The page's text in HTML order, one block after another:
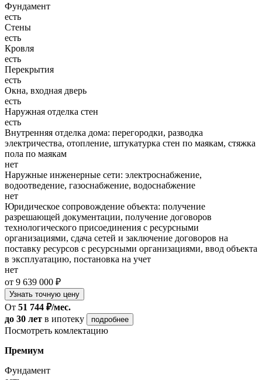
Фундамент
есть
Стены
есть
Кровля
есть
Перекрытия
есть
Окна, входная дверь
есть
Наружная отделка стен
есть
Внутренняя отделка дома: перегородки, разводка
электричества, отопление, штукатурка стен по маякам, стяжка
пола по маякам
нет
Наружные инженерные сети: электроснабжение,
водоотведение, газоснабжение, водоснабжение
нет
Юридическое сопровождение объекта: получение
разрешающей документации, получение договоров
технологического присоединения с ресурсными
организациями, сдача сетей и заключение договоров на
поставку ресурсов с ресурсными организациями, ввод объекта
в эксплуатацию, постановка на учет
нет
от 9 639 000 ₽
Узнать точную цену
От 51 744 ₽/мес.
до 30 лет в ипотеку подробнее
Посмотреть комлектацию
Премиум
Фундамент